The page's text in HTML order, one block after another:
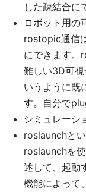
した疎結合に
ロボット用の
rostopic通信
にできます。
難しい3D可
いうように既
す。自分で
シミュレーシ
roslaunchと
roslaunchを
述して、起動
機能によって